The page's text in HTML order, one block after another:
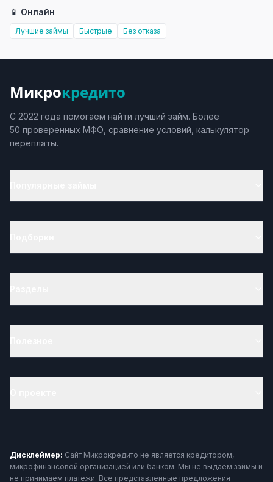
📱 Онлайн
Лучшие займы Быстрые Без отказа
Микрокредито
С 2022 года помогаем найти лучший займ. Более
50 проверенных МФО, сравнение условий, калькулятор
переплаты.
Дисклеймер: Сайт Микрокредито не является кредитором,
микрофинансовой организацией или банком. Мы не выдаём займы и
не принимаем платежи. Все представленные предложения